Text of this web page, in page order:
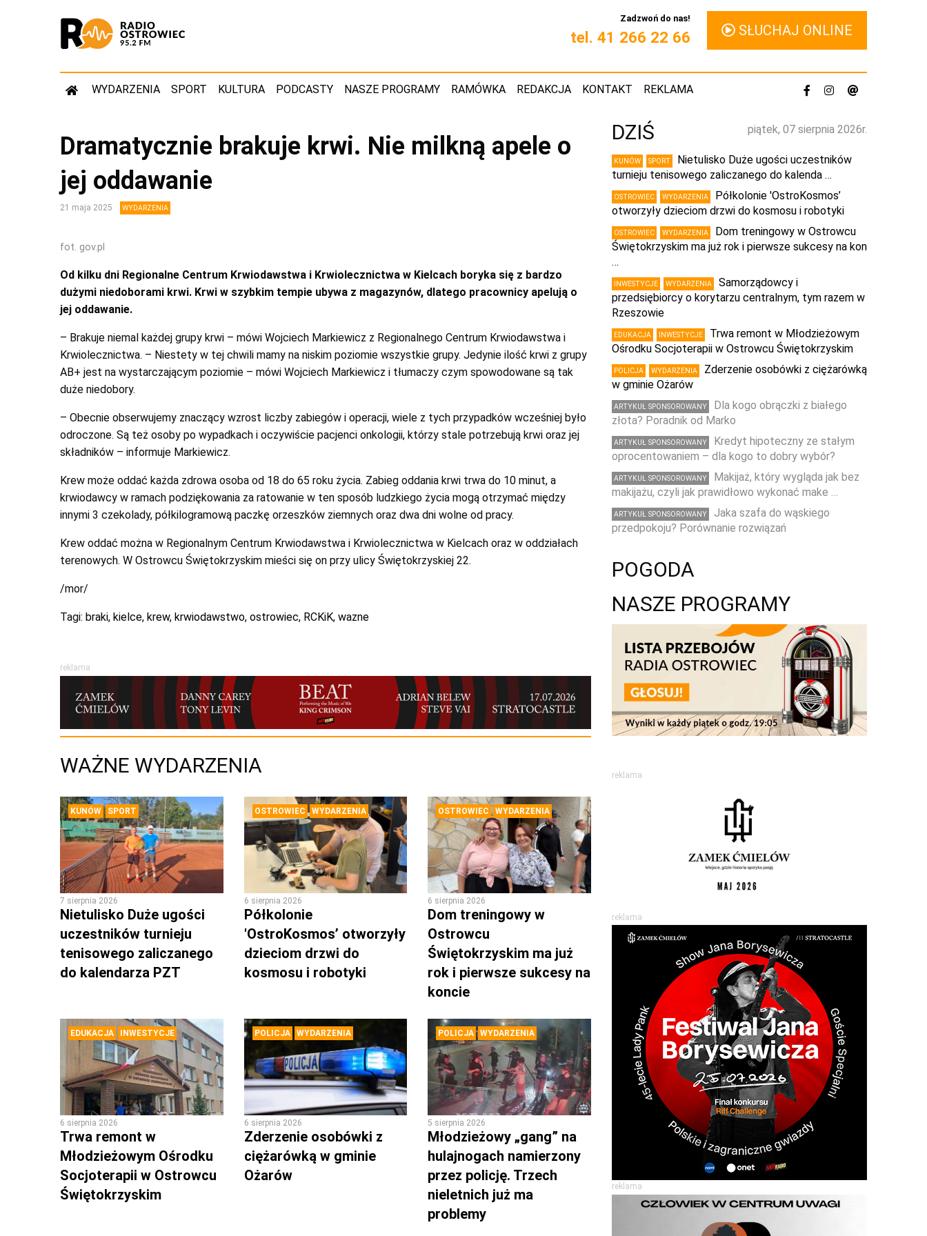
Zadzwoń do nas!
tel. 41 266 22 66 SŁUCHAJ ONLINE
WYDARZENIA SPORT KULTURA PODCASTY NASZE PROGRAMY RAMÓWKA REDAKCJA KONTAKT REKLAMA
Dramatycznie brakuje krwi. Nie milkną apele o
jej oddawanie
21 maja 2025 WYDARZENIA
fot. gov.pl
Od kilku dni Regionalne Centrum Krwiodawstwa i Krwiolecznictwa w Kielcach boryka się z bardzo
dużymi niedoborami krwi. Krwi w szybkim tempie ubywa z magazynów, dlatego pracownicy apelują o
jej oddawanie.
– Brakuje niemal każdej grupy krwi – mówi Wojciech Markiewicz z Regionalnego Centrum Krwiodawstwa i
Krwiolecznictwa. – Niestety w tej chwili mamy na niskim poziomie wszystkie grupy. Jedynie ilość krwi z grupy
AB+ jest na wystarczającym poziomie – mówi Wojciech Markiewicz i tłumaczy czym spowodowane są tak
duże niedobory.
– Obecnie obserwujemy znaczący wzrost liczby zabiegów i operacji, wiele z tych przypadków wcześniej było
odroczone. Są też osoby po wypadkach i oczywiście pacjenci onkologii, którzy stale potrzebują krwi oraz jej
składników – informuje Markiewicz.
Krew może oddać każda zdrowa osoba od 18 do 65 roku życia. Zabieg oddania krwi trwa do 10 minut, a
krwiodawcy w ramach podziękowania za ratowanie w ten sposób ludzkiego życia mogą otrzymać między
innymi 3 czekolady, półkilogramową paczkę orzeszków ziemnych oraz dwa dni wolne od pracy.
Krew oddać można w Regionalnym Centrum Krwiodawstwa i Krwiolecznictwa w Kielcach oraz w oddziałach
terenowych. W Ostrowcu Świętokrzyskim mieści się on przy ulicy Świętokrzyskiej 22.
/mor/
Tagi: braki, kielce, krew, krwiodawstwo, ostrowiec, RCKiK, wazne
reklama
WAŻNE WYDARZENIA
KUNÓW SPORT
7 sierpnia 2026
Nietulisko Duże ugości
uczestników turnieju
tenisowego zaliczanego
do kalendarza PZT
OSTROWIEC WYDARZENIA
6 sierpnia 2026
Półkolonie
'OstroKosmos’ otworzyły
dzieciom drzwi do
kosmosu i robotyki
OSTROWIEC WYDARZENIA
6 sierpnia 2026
Dom treningowy w
Ostrowcu
Świętokrzyskim ma już
rok i pierwsze sukcesy na
koncie
EDUKACJA INWESTYCJE
6 sierpnia 2026
Trwa remont w
Młodzieżowym Ośrodku
Socjoterapii w Ostrowcu
Świętokrzyskim
POLICJA WYDARZENIA
6 sierpnia 2026
Zderzenie osobówki z
ciężarówką w gminie
Ożarów
POLICJA WYDARZENIA
5 sierpnia 2026
Młodzieżowy „gang” na
hulajnogach namierzony
przez policję. Trzech
nieletnich już ma
problemy
piątek, 07 sierpnia 2026r.
DZIŚ
KUNÓW SPORT
Nietulisko Duże ugości uczestników
turnieju tenisowego zaliczanego do kalenda …
OSTROWIEC WYDARZENIA
Półkolonie 'OstroKosmos’
otworzyły dzieciom drzwi do kosmosu i robotyki
OSTROWIEC WYDARZENIA
Dom treningowy w Ostrowcu
Świętokrzyskim ma już rok i pierwsze sukcesy na kon
…
INWESTYCJE WYDARZENIA
Samorządowcy i
przedsiębiorcy o korytarzu centralnym, tym razem w
Rzeszowie
EDUKACJA INWESTYCJE
Trwa remont w Młodzieżowym
Ośrodku Socjoterapii w Ostrowcu Świętokrzyskim
POLICJA WYDARZENIA
Zderzenie osobówki z ciężarówką
w gminie Ożarów
ARTYKUŁ SPONSOROWANY
Dla kogo obrączki z białego
złota? Poradnik od Marko
ARTYKUŁ SPONSOROWANY
Kredyt hipoteczny ze stałym
oprocentowaniem – dla kogo to dobry wybór?
ARTYKUŁ SPONSOROWANY
Makijaż, który wygląda jak bez
makijażu, czyli jak prawidłowo wykonać make …
ARTYKUŁ SPONSOROWANY
Jaka szafa do wąskiego
przedpokoju? Porównanie rozwiązań
POGODA
NASZE PROGRAMY
reklama
reklama
reklama